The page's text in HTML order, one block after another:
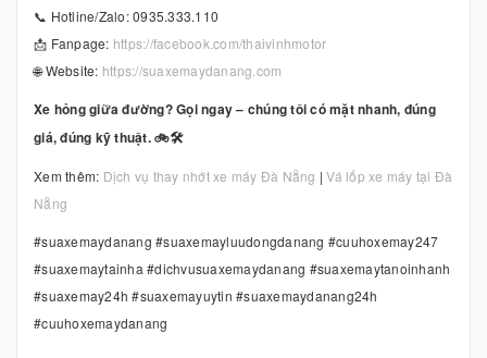
📞 Hotline/Zalo: 0935.333.110
📩 Fanpage: https://facebook.com/thaivinhmotor
🌐 Website: https://suaxemaydanang.com
Xe hỏng giữa đường? Gọi ngay – chúng tôi có mặt nhanh, đúng
giá, đúng kỹ thuật. 🚲🛠️
Xem thêm: Dịch vụ thay nhớt xe máy Đà Nẵng |Vá lốp xe máy tại Đà
Nẵng
#suaxemaydanang #suaxemayluudongdanang #cuuhoxemay247
#suaxemaytainha #dichvusuaxemaydanang #suaxemaytanoinhanh
#suaxemay24h #suaxemayuytin #suaxemaydanang24h
#cuuhoxemaydanang